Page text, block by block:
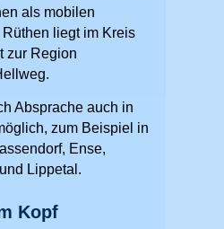
als mobilen
liegt im Kreis
zur Region
Absprache auch in
zum Beispiel in
Ense,
Lippetal.
Kopf